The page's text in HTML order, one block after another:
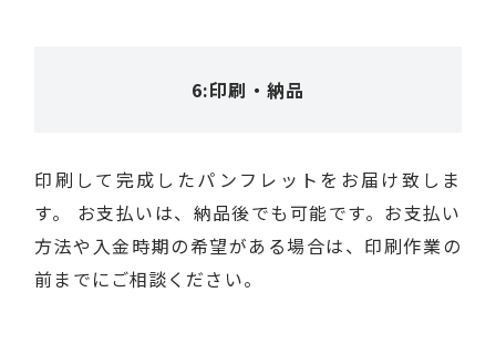
6:印刷・納品
印刷して完成したパンフレットをお届け致しま
す。 お支払いは、納品後でも可能です。お支払い
方法や入金時期の希望がある場合は、印刷作業の
前までにご相談ください。